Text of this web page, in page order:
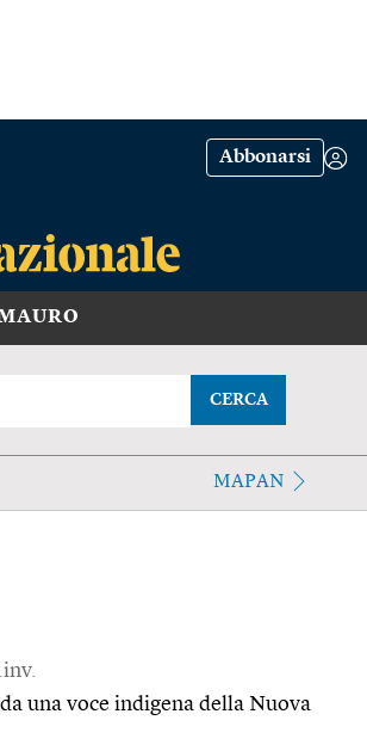
Abbonarsi
CERCA
MAPAN
una voce indigena della Nuova